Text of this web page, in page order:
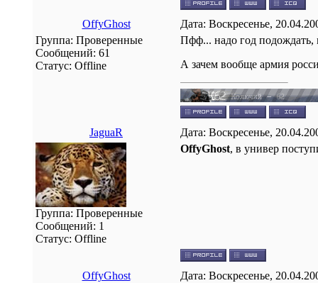
OffyGhost
Дата: Воскресенье,
Группа: Проверенные
Сообщений: 61
Статус: Offline
Пфф... надо год подождать,
А зачем вообще армия
JaguaR Дата: Воскресенье,
Группа: Проверенные
Сообщений: 1
Статус: Offline
OffyGhost, в универ
OffyGhost
Дата: Воскресенье,